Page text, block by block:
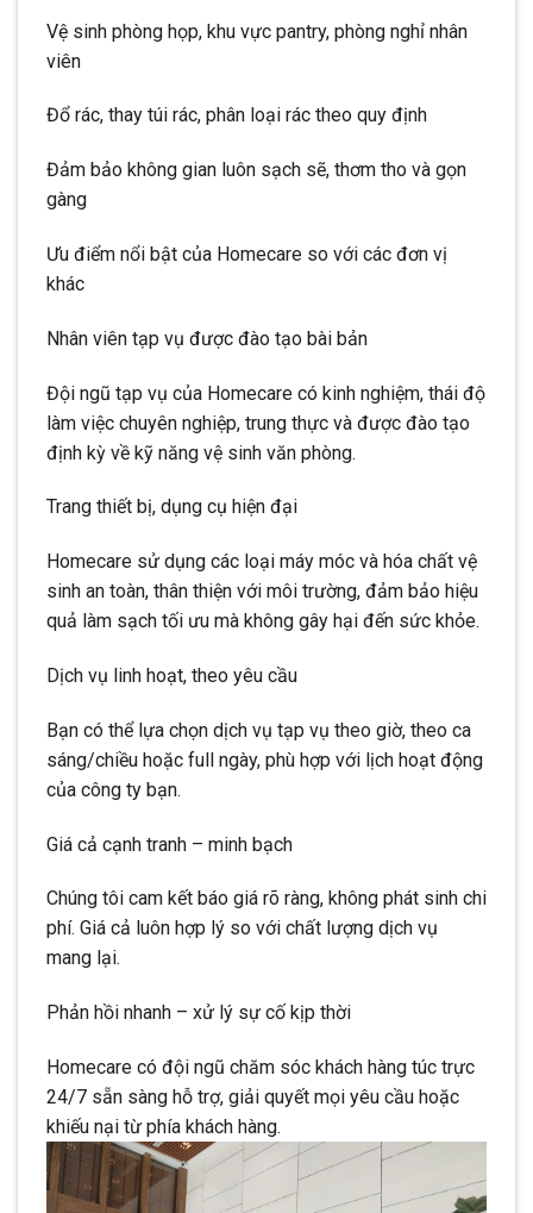
Vệ sinh phòng họp, khu vực pantry, phòng nghỉ nhân
viên
Đổ rác, thay túi rác, phân loại rác theo quy định
Đảm bảo không gian luôn sạch sẽ, thơm tho và gọn
gàng
Ưu điểm nổi bật của Homecare so với các đơn vị
khác
Nhân viên tạp vụ được đào tạo bài bản
Đội ngũ tạp vụ của Homecare có kinh nghiệm, thái độ
làm việc chuyên nghiệp, trung thực và được đào tạo
định kỳ về kỹ năng vệ sinh văn phòng.
Trang thiết bị, dụng cụ hiện đại
Homecare sử dụng các loại máy móc và hóa chất vệ
sinh an toàn, thân thiện với môi trường, đảm bảo hiệu
quả làm sạch tối ưu mà không gây hại đến sức khỏe.
Dịch vụ linh hoạt, theo yêu cầu
Bạn có thể lựa chọn dịch vụ tạp vụ theo giờ, theo ca
sáng/chiều hoặc full ngày, phù hợp với lịch hoạt động
của công ty bạn.
Giá cả cạnh tranh – minh bạch
Chúng tôi cam kết báo giá rõ ràng, không phát sinh chi
phí. Giá cả luôn hợp lý so với chất lượng dịch vụ
mang lại.
Phản hồi nhanh – xử lý sự cố kịp thời
Homecare có đội ngũ chăm sóc khách hàng túc trực
24/7 sẵn sàng hỗ trợ, giải quyết mọi yêu cầu hoặc
khiếu nại từ phía khách hàng.